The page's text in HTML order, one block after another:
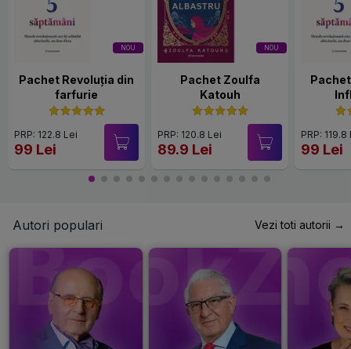
NOU
Pachet Revoluția din
farfurie
PRP: 122.8 Lei
99 Lei
NOU
Pachet Zoulfa
Katouh
PRP: 120.8 Lei
89.9 Lei
PRP: 119.8
99 Lei
Autori populari Vezi toti autorii →